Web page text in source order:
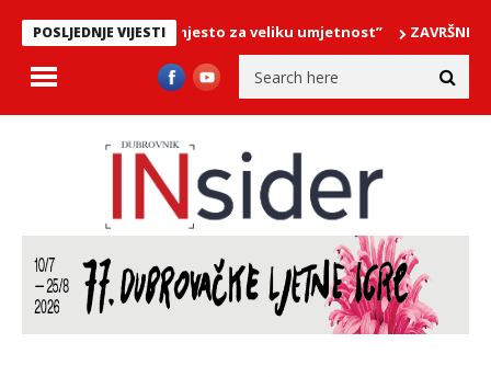
POSLJEDNJE VIJESTI
“Cavtat … malo mjesto za veliku umjetnost” ZAVRŠNI